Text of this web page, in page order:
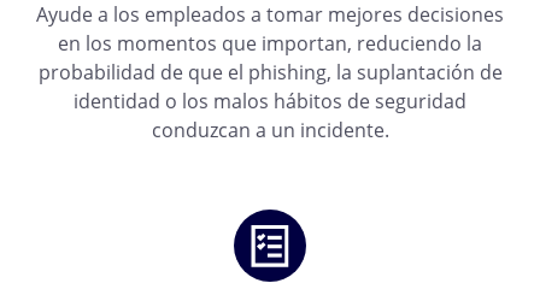
Ayude a los empleados a tomar mejores decisiones
en los momentos que importan, reduciendo la
probabilidad de que el phishing, la suplantación de
identidad o los malos hábitos de seguridad
conduzcan a un incidente.